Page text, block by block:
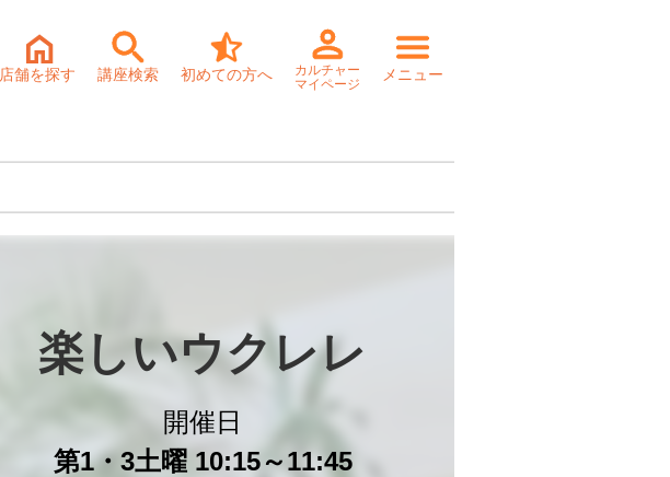
店舗を探す 講座検索 初めての方へ
カルチャー
マイページ
メニュー
楽しいウクレレ
開催日
第1・3土曜 10:15～11:45